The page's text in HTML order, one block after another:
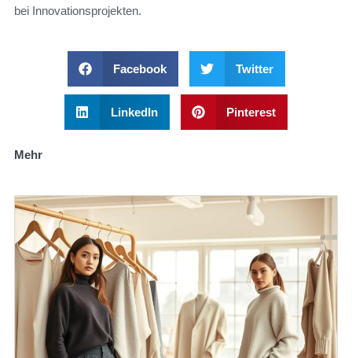
bei Innovationsprojekten.
Facebook Twitter
LinkedIn Pinterest
Mehr